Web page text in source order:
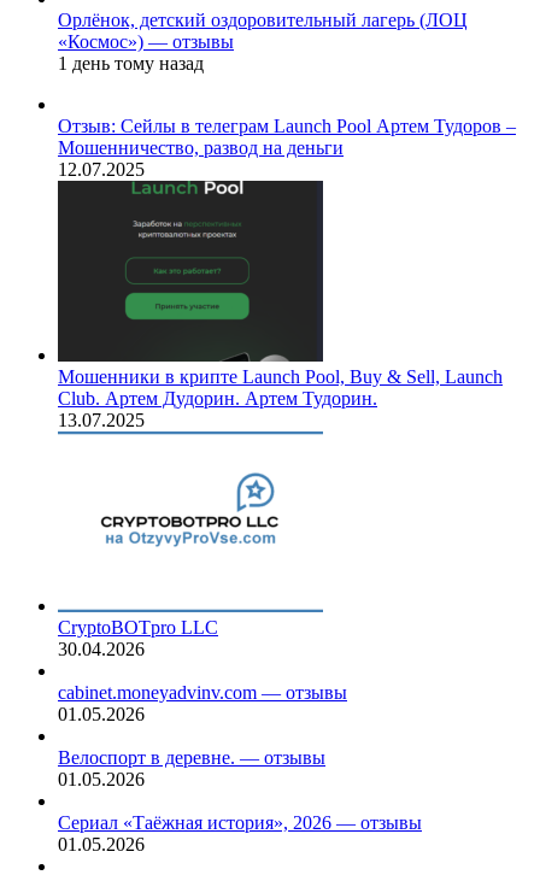
Орлёнок, детский оздоровительный лагерь (ЛОЦ
«Космос») — отзывы
1 день тому назад
Отзыв: Сейлы в телеграм Launch Pool Артем Тудоров –
Мошенничество, развод на деньги
12.07.2025
Мошенники в крипте Launch Pool, Buy & Sell, Launch
Club. Артем Дудорин. Артем Тудорин.
13.07.2025
CryptoBOTpro LLC
30.04.2026
cabinet.moneyadvinv.com — отзывы
01.05.2026
Велоспорт в деревне. — отзывы
01.05.2026
Сериал «Таёжная история», 2026 — отзывы
01.05.2026